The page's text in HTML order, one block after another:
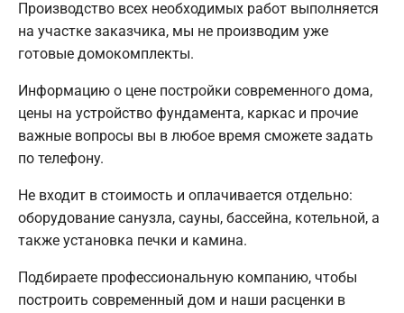
Производство всех необходимых работ выполняется
на участке заказчика, мы не производим уже
готовые домокомплекты.
Информацию о цене постройки современного дома,
цены на устройство фундамента, каркас и прочие
важные вопросы вы в любое время сможете задать
по телефону.
Не входит в стоимость и оплачивается отдельно:
оборудование санузла, сауны, бассейна, котельной, а
также установка печки и камина.
Подбираете профессиональную компанию, чтобы
построить современный дом и наши расценки в